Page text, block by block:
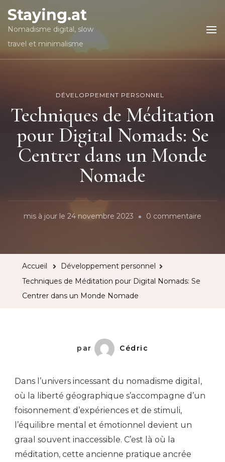
Staying.at
Nomadisme digital, slow
travel et minimalisme
DÉVELOPPEMENT PERSONNEL
Techniques de Méditation
pour Digital Nomads: Se
Centrer dans un Monde
Nomade
mis à jour le 24 novembre 2023 0 commentaire
Accueil
Développement personnel
Techniques de Méditation pour Digital Nomads: Se
Centrer dans un Monde Nomade
par Cédric
Dans l’univers incessant du nomadisme digital,
où la liberté géographique s’accompagne d’un
foisonnement d’expériences et de stimuli,
l’équilibre mental et émotionnel devient un
graal souvent inaccessible. C’est là où la
méditation, cette ancienne pratique ancrée